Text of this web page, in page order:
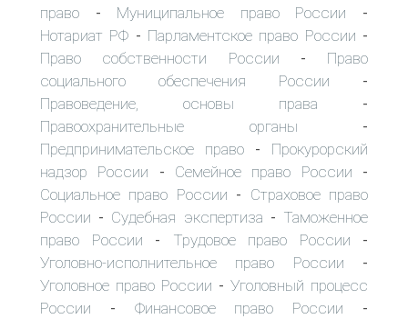
право - Муниципальное право России -
Нотариат РФ - Парламентское право России -
Право собственности России - Право
социального обеспечения России -
Правоведение, основы права -
Правоохранительные органы -
Предпринимательское право - Прокурорский
надзор России - Семейное право России -
Социальное право России - Страховое право
России - Судебная экспертиза - Таможенное
право России - Трудовое право России -
Уголовно-исполнительное право России -
Уголовное право России - Уголовный процесс
России - Финансовое право России -